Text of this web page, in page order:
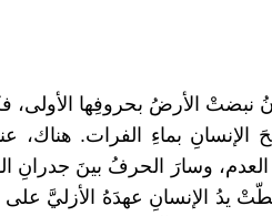
نبضتْ الأرضُ بحروفِها
الإنسانِ بماءِ الفرات. هناك،
العدم، وسارَ الحرفُ بينَ جدرانِ
يدُ الإنسانِ عهدَهُ الأزليَّ